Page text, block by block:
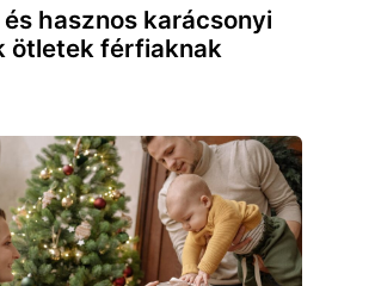
hasznos karácsonyi
ötletek férfiaknak